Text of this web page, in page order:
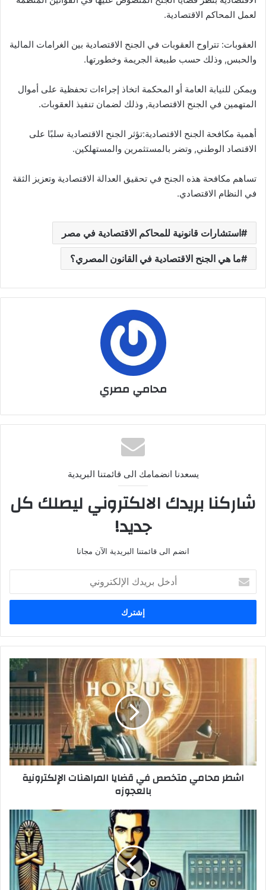
لعمل المحاكم الاقتصادية.
العقوبات: تتراوح العقوبات في الجنح الاقتصادية بين الغرامات المالية
والحبس, وذلك حسب طبيعة الجريمة وخطورتها.
ويمكن للنيابة العامة أو المحكمة اتخاذ إجراءات تحفظية على أموال
المتهمين في الجنح الاقتصادية, وذلك لضمان تنفيذ العقوبات.
أهمية مكافحة الجنح الاقتصادية:تؤثر الجنح الاقتصادية سلبًا على
الاقتصاد الوطني, وتضر بالمستثمرين والمستهلكين.
تساهم مكافحة هذه الجنح في تحقيق العدالة الاقتصادية وتعزيز الثقة
في النظام الاقتصادي.
استشارات قانونية للمحاكم الاقتصادية في مصر
ما هي الجنح الاقتصادية في القانون المصري؟
محامي مصري
يسعدنا انضمامك الى قائمتنا البريدية
شاركنا بريدك الالكتروني ليصلك كل
جديد!
انضم الى قائمتنا البريدية الآن مجانا
بريدك
الإلكتروني
اشطر محامي متخصص في قضايا المراهنات الإلكترونية
بالعجوزه
الأموال
العامة